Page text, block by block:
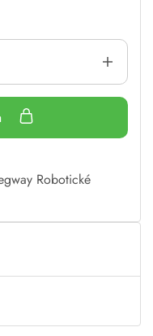
Robotické